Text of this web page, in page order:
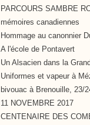
PARCOURS SAMBRE
mémoires canadiennes
Hommage au canonnier
A l'école de Pontavert
Un Alsacien dans la
Uniformes et vapeur à
bivouac à Brenouille, 23/
11 NOVEMBRE 2017
CENTENAIRE DES